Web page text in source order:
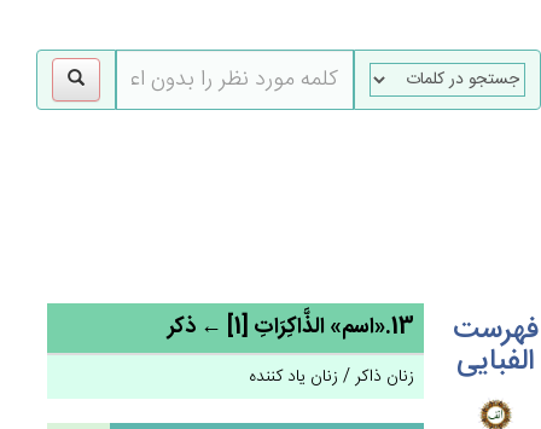
فهرست
الفبایی
13.«اسم» الذَّاكِرَات‌ِ [1] ← ذکر
زنان ذاکر / زنان یاد کننده